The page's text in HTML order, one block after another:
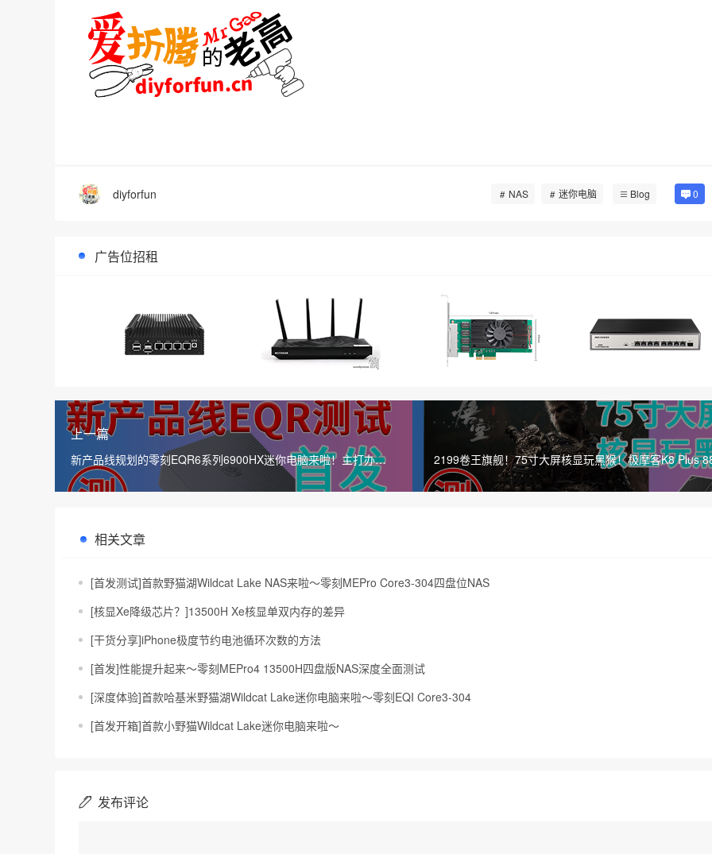
diyforfun NAS 迷你电脑 Blog 0
广告位招租
上一篇
新产品线规划的零刻EQR6系列6900HX迷你电脑来啦！主打办公/
性价比/节能/静音
2199卷王旗舰！75寸大屏核显玩黑猴！极摩客K8 Plus
你电脑来啦！大
相关文章
[首发测试]首款野猫湖Wildcat Lake NAS来啦～零刻MEPro Core3-304四盘位NAS
[核显Xe降级芯片？]13500H Xe核显单双内存的差异
[干货分享]iPhone极度节约电池循环次数的方法
[首发]性能提升起来～零刻MEPro4 13500H四盘版NAS深度全面测试
[深度体验]首款哈基米野猫湖Wildcat Lake迷你电脑来啦～零刻EQI Core3-304
[首发开箱]首款小野猫Wildcat Lake迷你电脑来啦～
发布评论